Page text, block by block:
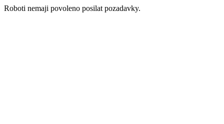
Roboti nemaji povoleno posilat pozadavky.